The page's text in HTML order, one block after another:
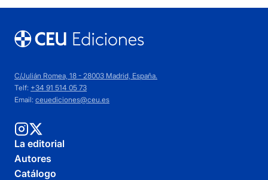
C/Julián Romea, 18 - 28003 Madrid, España.
Telf: +34 91 514 05 73
Email: ceuediciones@ceu.es
La editorial
Autores
Catálogo